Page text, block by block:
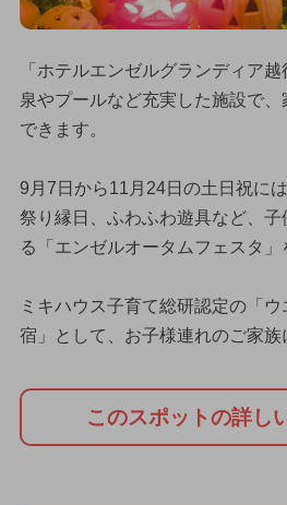
「ホテルエンゼルグランディア
泉やプールなど充実した施設で
できます。
9月7日から11月24日の土日祝に
祭り縁日、ふわふわ遊具など、
る「エンゼルオータムフェスタ」
ミキハウス子育て総研認定の「
宿」として、お子様連れのご家族
このスポットの詳し